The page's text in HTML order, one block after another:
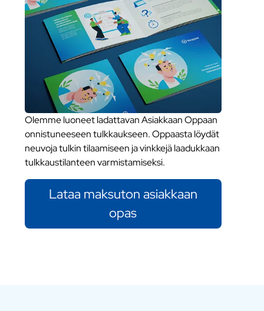
Olemme luoneet ladattavan Asiakkaan Oppaan
onnistuneeseen tulkkaukseen. Oppaasta löydät
neuvoja tulkin tilaamiseen ja vinkkejä laadukkaan
tulkkaustilanteen varmistamiseksi.
Lataa maksuton asiakkaan
opas